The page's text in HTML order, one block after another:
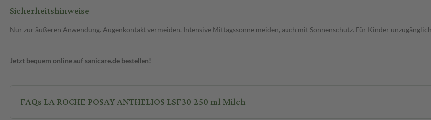
Sicherheitshinweise
Nur zur äußeren Anwendung. Augenkontakt vermeiden. Intensive Mittagssonne meiden, auch mit Sonnenschutz. Für Kinder
Jetzt bequem online auf sanicare.de bestellen!
FAQs LA ROCHE POSAY ANTHELIOS LSF30 250 ml Milch